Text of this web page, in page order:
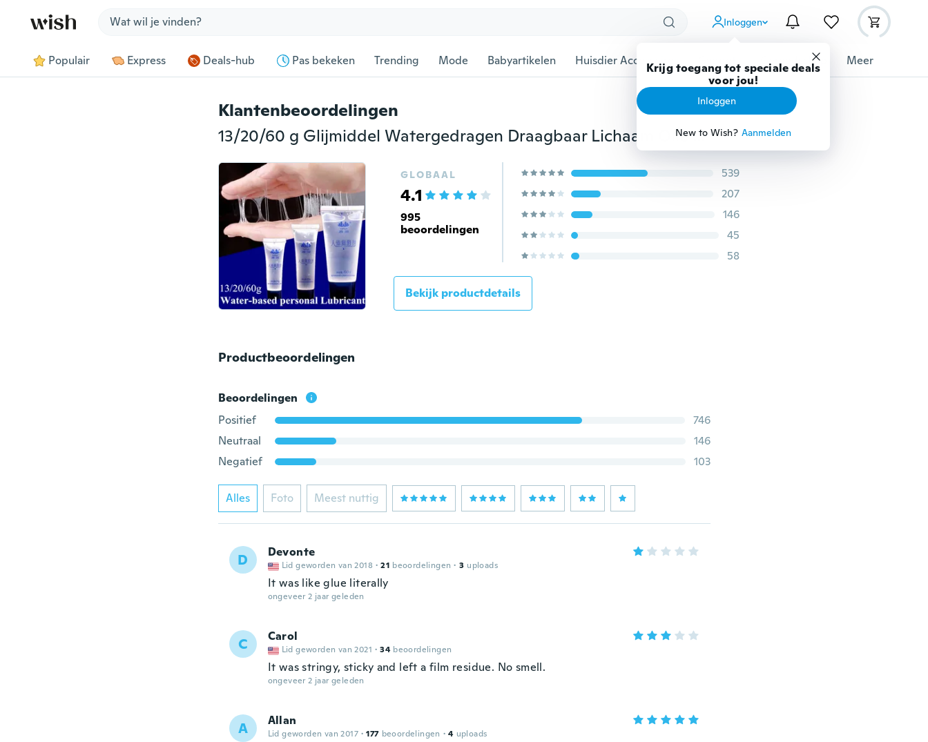
Inloggen
Krijg toegang tot speciale deals
voor jou!
Inloggen
New to Wish? Aanmelden
Populair Express Deals-hub Pas bekeken Trending Mode Babyartikelen Huisdier Accessoires Gereedschap Meer
Klantenbeoordelingen
13/20/60 g Glijmiddel Watergedragen Draagbaar Lichaam Olie Smeermiddel Watergedragen Orgasme Sproeidruppels Dames Flirt Orgasme Seksueel Climax Lichaam
GLOBAAL
4.1
995
beoordelingen
539
207
146
45
58
Bekijk productdetails
Productbeoordelingen
Beoordelingen
Positief
746
Neutraal
146
Negatief
103
Alles Foto Meest nuttig
D Devonte
Lid geworden van 2018 · 21 beoordelingen · 3 uploads
It was like glue literally
ongeveer 2 jaar geleden
C Carol
Lid geworden van 2021 · 34 beoordelingen
It was stringy, sticky and left a film residue. No smell.
ongeveer 2 jaar geleden
A Allan
Lid geworden van 2017 · 177 beoordelingen · 4 uploads